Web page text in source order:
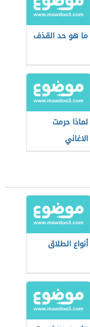
ما هو حد القذف
لماذا حرمت
الاغاني
أنواع الطلاق